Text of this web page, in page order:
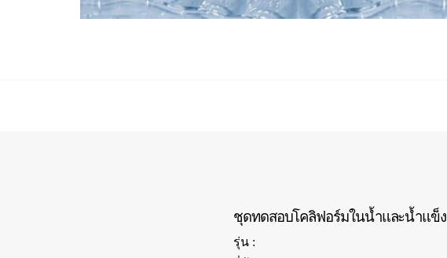
ชุดทดสอบโคลิฟอร์มในน้ำและน้ำแข็ง
รุ่น :